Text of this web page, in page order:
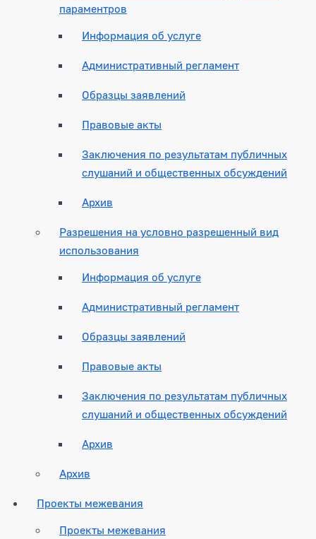
параментров
Информация об услуге
Административный регламент
Образцы заявлений
Правовые акты
Заключения по результатам публичных
слушаний и общественных обсуждений
Архив
Разрешения на условно разрешенный вид
использования
Информация об услуге
Административный регламент
Образцы заявлений
Правовые акты
Заключения по результатам публичных
слушаний и общественных обсуждений
Архив
Архив
Проекты межевания
Проекты межевания